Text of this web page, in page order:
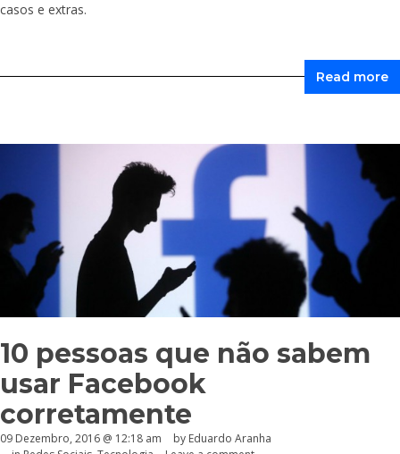
casos e extras.
Read more
10 pessoas que não sabem
usar Facebook
corretamente
09 Dezembro, 2016 @ 12:18 am by Eduardo Aranha